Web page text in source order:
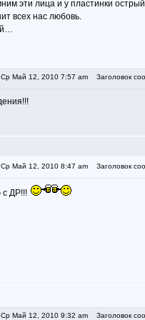
эти лица и у пластинки
всех нас любовь.
Май 12, 2010 7:57 am Заголовок
Май 12, 2010 8:47 am Заголовок
с ДР!!!
Май 12, 2010 9:32 am Заголовок